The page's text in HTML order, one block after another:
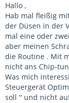
Hallo ,
Hab mal fleißig
der Düsen in der
mal eine oder
aber meinen
die Routine . Mit
nicht ans Chip-
Was mich
Steuergerät
soll '' und nicht